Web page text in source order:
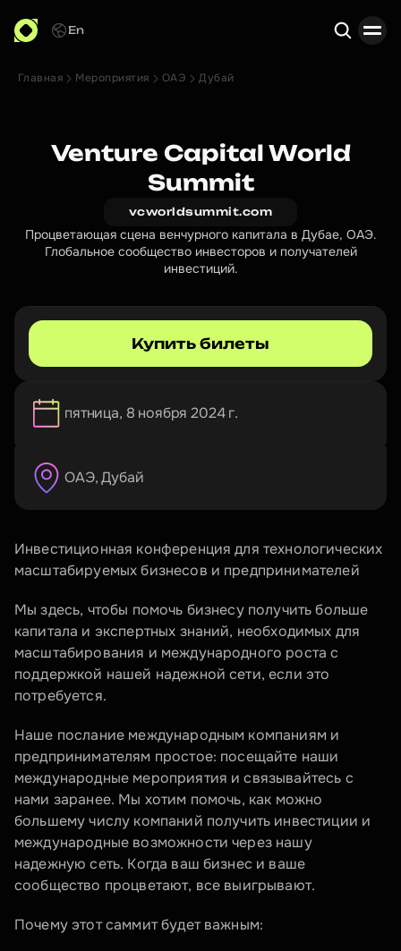
En
Главная Мероприятия ОАЭ Дубай
Venture Capital World
Summit
vcworldsummit.com
Процветающая сцена венчурного капитала в Дубае, ОАЭ.
Глобальное сообщество инвесторов и получателей
инвестиций.
Купить билеты
пятница, 8 ноября 2024 г.
ОАЭ, Дубай
Инвестиционная конференция для технологических
масштабируемых бизнесов и предпринимателей
Мы здесь, чтобы помочь бизнесу получить больше
капитала и экспертных знаний, необходимых для
масштабирования и международного роста с
поддержкой нашей надежной сети, если это
потребуется.
Наше послание международным компаниям и
предпринимателям простое: посещайте наши
международные мероприятия и связывайтесь с
нами заранее. Мы хотим помочь, как можно
большему числу компаний получить инвестиции и
международные возможности через нашу
надежную сеть. Когда ваш бизнес и ваше
сообщество процветают, все выигрывают.
Почему этот саммит будет важным: